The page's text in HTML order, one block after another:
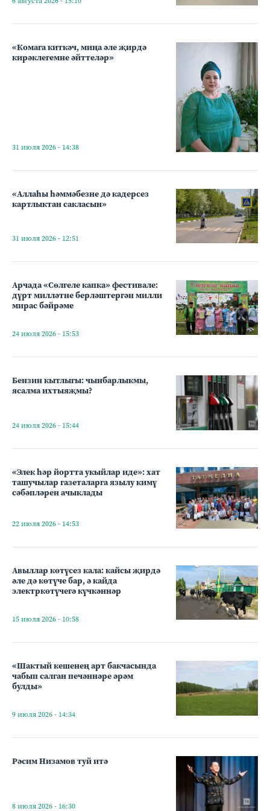
«Комага киткәч, миңа әле җирдә
кирәклегемне әйттеләр»
31 июля 2026 - 14:38
«Аллаһы һәммәбезне дә кадерсез
картлыктан сакласын»
31 июля 2026 - 12:51
Арчада «Сөлгеле капка» фестивале:
дүрт милләтне берләштергән милли
мирас бәйрәме
24 июля 2026 - 15:53
Бензин кытлыгы: чынбарлыкмы,
ясалма ихтыяҗмы?
24 июля 2026 - 15:44
«Элек һәр йортта укыйлар иде»: хат
ташучылар газеталарга язылу кимү
сәбәпләрен ачыклады
22 июля 2026 - 14:53
Авыллар көтүсез кала: кайсы җирдә
әле дә көтүче бар, ә кайда
электркөтүчегә күчкәннәр
15 июля 2026 - 10:58
«Шактый кешенең арт бакчасында
чабып салган печәннәре әрәм
булды»
9 июля 2026 - 14:34
Рәсим Низамов туй итә
8 июля 2026 - 16:30